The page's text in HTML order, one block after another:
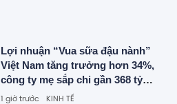
Lợi nhuận “Vua sữa đậu nành”
Việt Nam tăng trưởng hơn 34%,
công ty mẹ sắp chi gần 368 tỷ
đồng trả cổ tức trong tháng 8
1 giờ trước KINH TẾ